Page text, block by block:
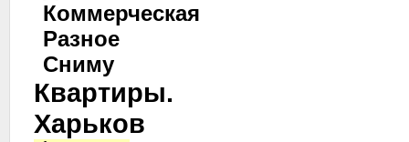
Коммерческая
Разное
Сниму
Квартиры.
Харьков